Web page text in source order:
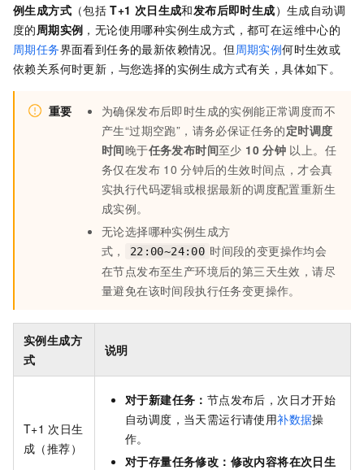
例生成方式 （包括 T+1 次日生成和发布后即时生成）生成自动调
度的周期实例 ，无论使用哪种实例生成方式，都可在运维中心的
周期任务界面看到任务的最新依赖情况。但 周期实例何时生效或
依赖关系何时更新，与您选择的实例生成方式有关，具体如下。
重要
为确保发布后即时生成的实例能正常调度而不
产生“过期空跑”，请务必保证任务的定时调度
时间晚于任务发布时间至少 10 分钟 以上。任
务仅在发布 10 分钟后的生效时间点，才会真
实执行代码逻辑或根据最新的调度配置重新生
成实例。
无论选择哪种实例生成方
式，
22:00~24:00 时间段的变更操作均会
在节点发布至生产环境后的第三天生效，请尽
量避免在该时间段执行任务变更操作。
实例生成方
式
说明
T+1 次日生
成（推荐）
对于新建任务： 节点发布后，次日才开始
自动调度，当天需运行请使用补数据操
作。
对于存量任务修改：修改内容将在次日生